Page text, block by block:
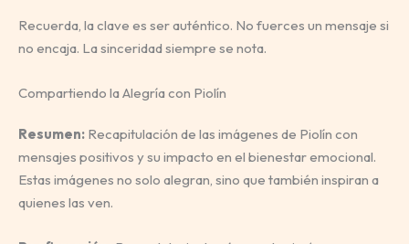
Recuerda, la clave es ser auténtico. No fuerces un mensaje si
no encaja. La sinceridad siempre se nota.
Compartiendo la Alegría con Piolín
Resumen: Recapitulación de las imágenes de Piolín con
mensajes positivos y su impacto en el bienestar emocional.
Estas imágenes no solo alegran, sino que también inspiran a
quienes las ven.